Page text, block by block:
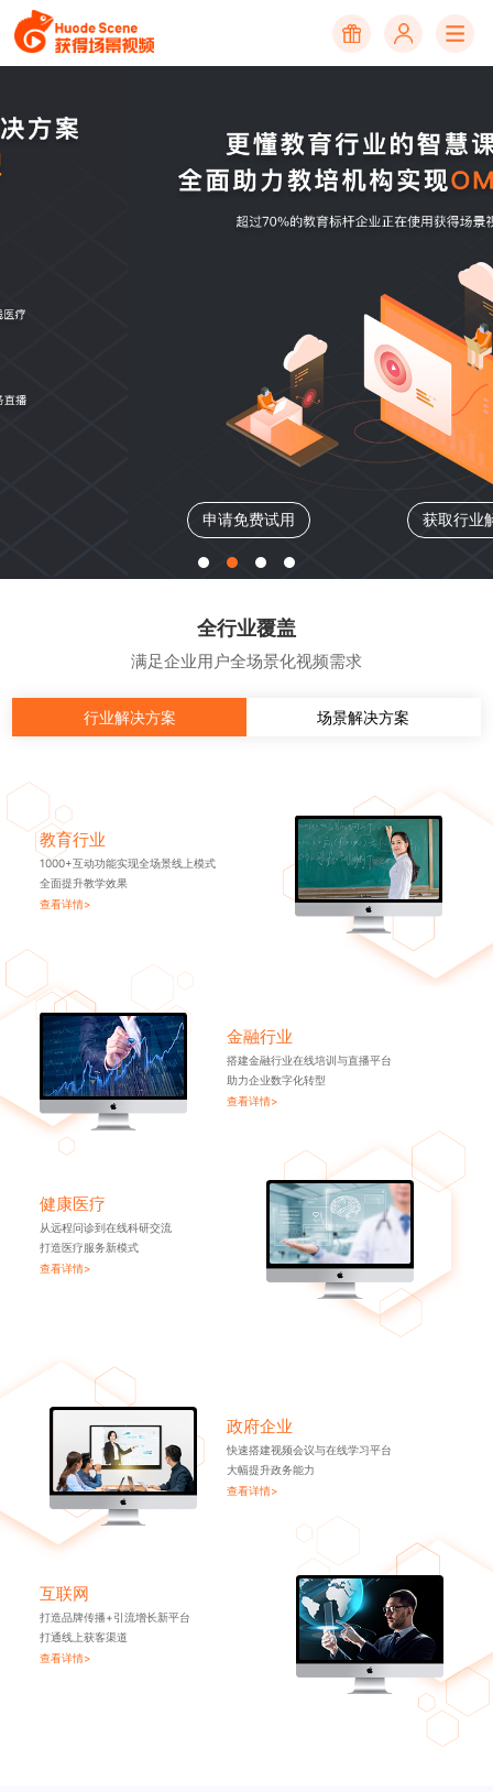
获取行业解决方案
全行业覆盖
满足企业用户全场景化视频需求
行业解决方案 场景解决方案
教育行业
1000+互动功能实现全场景线上模式
全面提升教学效果
查看详情>
金融行业
搭建金融行业在线培训与直播平台
助力企业数字化转型
查看详情>
健康医疗
从远程问诊到在线科研交流
打造医疗服务新模式
查看详情>
政府企业
快速搭建视频会议与在线学习平台
大幅提升政务能力
查看详情>
互联网
打造品牌传播+引流增长新平台
打通线上获客渠道
查看详情>